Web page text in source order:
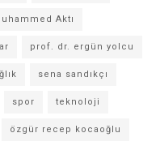
Aktı
prof. dr. ergün yolcu
sena sandıkçı
spor teknoloji
özgür recep kocaoğlu